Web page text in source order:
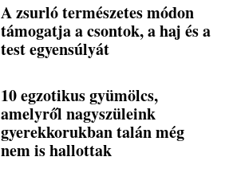
A zsurló természetes módon
támogatja a csontok, a haj és a
test egyensúlyát
10 egzotikus gyümölcs,
amelyről nagyszüleink
gyerekkorukban talán még
nem is hallottak